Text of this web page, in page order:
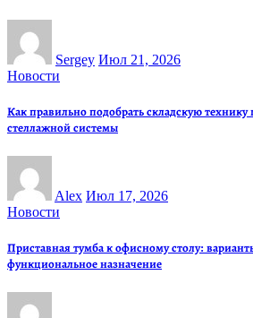
Sergey Июл 21, 2026
Новости
Как правильно подобрать складскую
стеллажной системы
Alex Июл 17, 2026
Новости
Приставная тумба к офисному столу:
функциональное назначение